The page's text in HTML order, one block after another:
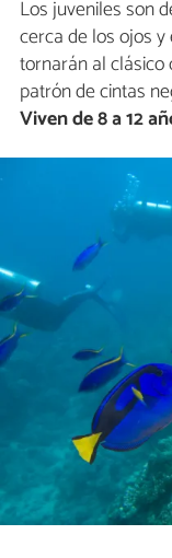
Los juveniles son
cerca de los ojos
tornarán al
patrón de cintas
Viven de 8 a 12